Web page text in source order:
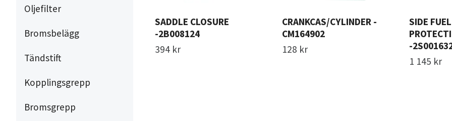
Oljefilter
Bromsbelägg
Tändstift
Kopplingsgrepp
Bromsgrepp
SADDLE CLOSURE
-2B008124
394 kr
CRANKCAS/CYLINDER -
CM164902
128 kr
SIDE
-
1 145 kr